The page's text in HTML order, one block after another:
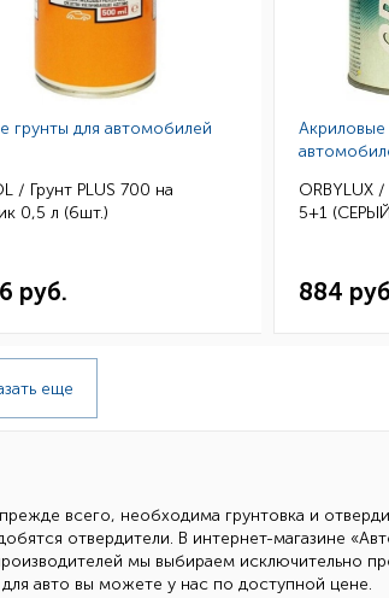
грунты для автомобилей
/ Грунт PLUS 700 на
0,5 л (6шт.)
руб.
Акриловые
ORBYLUX
5+1
884
еще
всего, необходима грунтовка и
отвердители. В интернет-магазине
мы выбираем исключительно
авто вы можете у нас по доступной цене.